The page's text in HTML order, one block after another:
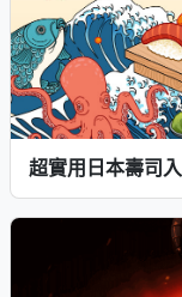
超實用日本壽司